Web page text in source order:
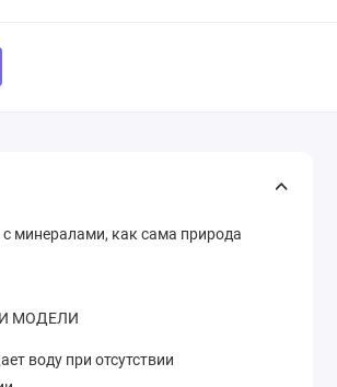
с минералами, как сама природа
МОДЕЛИ
воду при отсутствии